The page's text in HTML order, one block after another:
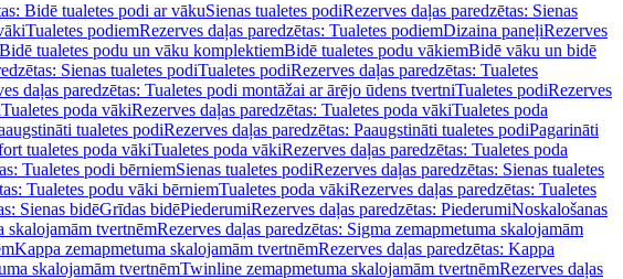
Bidē tualetes podi ar vākuSienas tualetes podiRezerves daļas paredzētas: Sienas
Tualetes podiemRezerves daļas paredzētas: Tualetes podiemDizaina paneļiRezerves
Bidē tualetes podu un vāku komplektiemBidē tualetes podu vākiemBidē vāku un bidē
Sienas tualetes podiTualetes podiRezerves daļas paredzētas: Tualetes
daļas paredzētas: Tualetes podi montāžai ar ārējo ūdens tvertniTualetes podiRezerves
Tualetes poda vākiRezerves daļas paredzētas: Tualetes poda vākiTualetes poda
tualetes podiRezerves daļas paredzētas: Paaugstināti tualetes podiPagarināti
tualetes poda vākiTualetes poda vākiRezerves daļas paredzētas: Tualetes poda
Tualetes podi bērniemSienas tualetes podiRezerves daļas paredzētas: Sienas tualetes
Tualetes podu vāki bērniemTualetes poda vākiRezerves daļas paredzētas: Tualetes
Sienas bidēGrīdas bidēPiederumiRezerves daļas paredzētas: PiederumiNoskalošanas
skalojamām tvertnēmRezerves daļas paredzētas: Sigma zemapmetuma skalojamām
Kappa zemapmetuma skalojamām tvertnēmRezerves daļas paredzētas: Kappa
skalojamām tvertnēmTwinline zemapmetuma skalojamām tvertnēmRezerves daļas